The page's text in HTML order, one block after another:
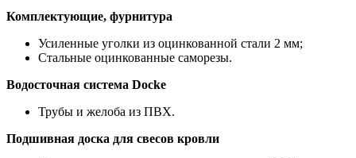
Комплектующие, фурнитура
Усиленные уголки из оцинкованной стали 2 мм;
Стальные оцинкованные саморезы.
Водосточная система Docke
Трубы и желоба из ПВХ.
Подшивная доска для свесов кровли